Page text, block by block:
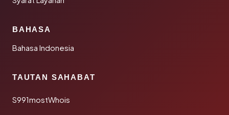
BAHASA
Bahasa Indonesia
TAUTAN SAHABAT
S991mostWhois